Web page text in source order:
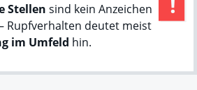
Stellen sind kein Anzeichen
Rupfverhalten deutet meist
im Umfeld hin.